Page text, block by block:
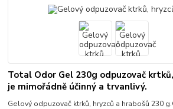
Total Odor Gel 230g odpuzovač
je mimořádně účinný a trvanlivý.
Gelový odpuzovač ktrků, hryzců a hrabošů 230